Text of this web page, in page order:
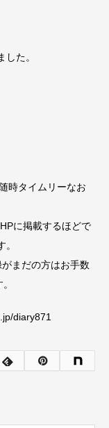
た。
時タイムリーなお
に掲載するほどで
まだの方はお手数
diary871